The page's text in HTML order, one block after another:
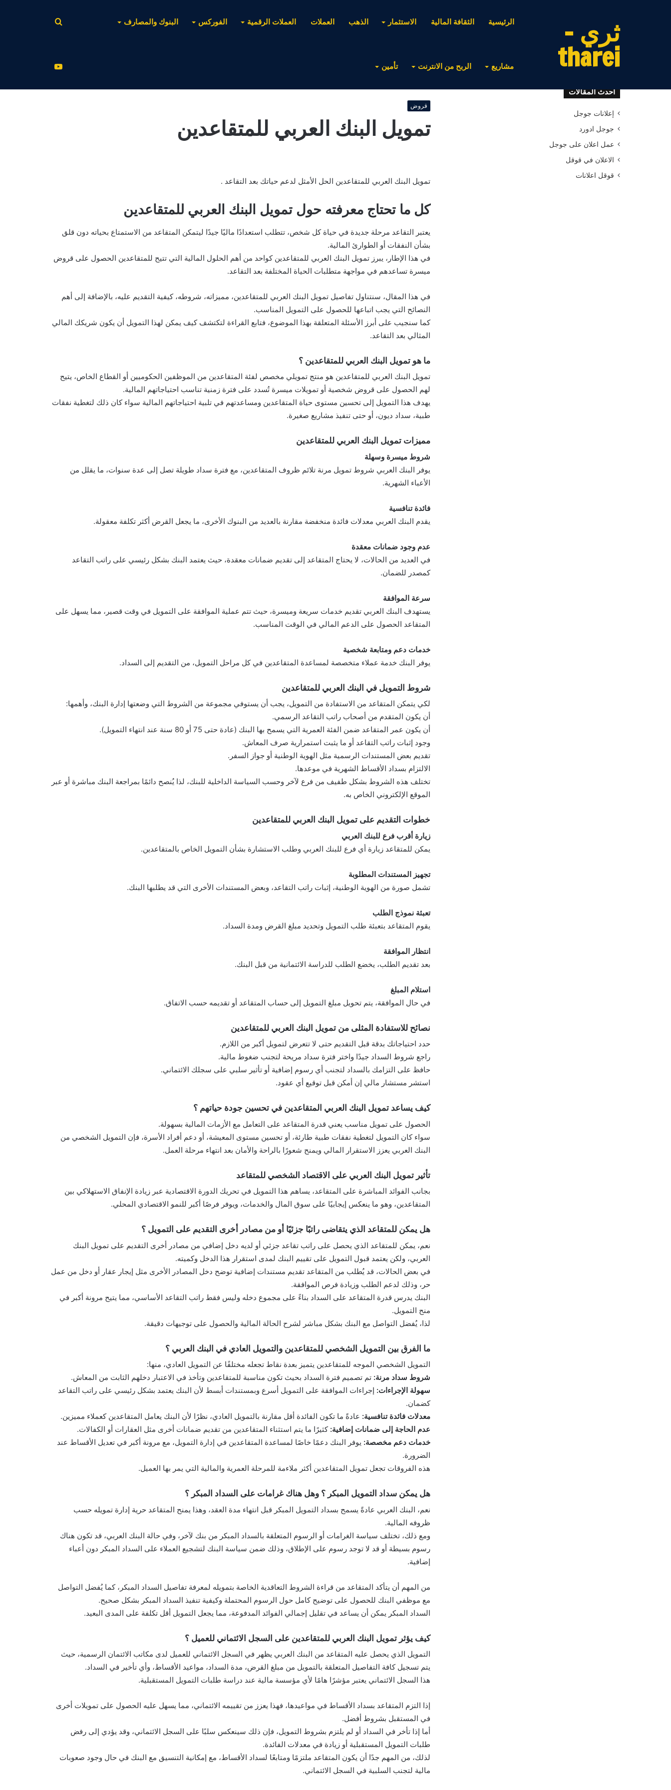
ثري -
tharei
الرئيسية الثقافة المالية الاستثمار الذهب العملات العملات الرقمية الفوركس البنوك والمصارف
مشاريع الربح من الانترنت تأمين عن
قروض
تمويل البنك العربي للمتقاعدين
تمويل البنك العربي للمتقاعدين الحل الأمثل لدعم حياتك بعد التقاعد .
كل ما تحتاج معرفته حول تمويل البنك العربي للمتقاعدين
يعتبر التقاعد مرحلة جديدة في حياة كل شخص، تتطلب استعدادًا ماليًا جيدًا ليتمكن المتقاعد من الاستمتاع بحياته دون قلق
بشأن النفقات أو الطوارئ المالية.
في هذا الإطار، يبرز تمويل البنك العربي للمتقاعدين كواحد من أهم الحلول المالية التي تتيح للمتقاعدين الحصول على قروض
ميسرة تساعدهم في مواجهة متطلبات الحياة المختلفة بعد التقاعد.
في هذا المقال، سنتناول تفاصيل تمويل البنك العربي للمتقاعدين، مميزاته، شروطه، كيفية التقديم عليه، بالإضافة إلى أهم
النصائح التي يجب اتباعها للحصول على التمويل المناسب.
كما سنجيب على أبرز الأسئلة المتعلقة بهذا الموضوع، فتابع القراءة لتكتشف كيف يمكن لهذا التمويل أن يكون شريكك المالي
المثالي بعد التقاعد.
ما هو تمويل البنك العربي للمتقاعدين ؟
تمويل البنك العربي للمتقاعدين هو منتج تمويلي مخصص لفئة المتقاعدين من الموظفين الحكوميين أو القطاع الخاص، يتيح
لهم الحصول على قروض شخصية أو تمويلات ميسرة تُسدد على فترة زمنية تناسب احتياجاتهم المالية.
يهدف هذا التمويل إلى تحسين مستوى حياة المتقاعدين ومساعدتهم في تلبية احتياجاتهم المالية سواء كان ذلك لتغطية نفقات
طبية، سداد ديون، أو حتى تنفيذ مشاريع صغيرة.
مميزات تمويل البنك العربي للمتقاعدين
شروط ميسرة وسهلة
يوفر البنك العربي شروط تمويل مرنة تلائم ظروف المتقاعدين، مع فترة سداد طويلة تصل إلى عدة سنوات، ما يقلل من
الأعباء الشهرية.
فائدة تنافسية
يقدم البنك العربي معدلات فائدة منخفضة مقارنة بالعديد من البنوك الأخرى، ما يجعل القرض أكثر تكلفة معقولة.
عدم وجود ضمانات معقدة
في العديد من الحالات، لا يحتاج المتقاعد إلى تقديم ضمانات معقدة، حيث يعتمد البنك بشكل رئيسي على راتب التقاعد
كمصدر للضمان.
سرعة الموافقة
يستهدف البنك العربي تقديم خدمات سريعة وميسرة، حيث تتم عملية الموافقة على التمويل في وقت قصير، مما يسهل على
المتقاعد الحصول على الدعم المالي في الوقت المناسب.
خدمات دعم ومتابعة شخصية
يوفر البنك خدمة عملاء متخصصة لمساعدة المتقاعدين في كل مراحل التمويل، من التقديم إلى السداد.
شروط التمويل في البنك العربي للمتقاعدين
لكي يتمكن المتقاعد من الاستفادة من التمويل، يجب أن يستوفي مجموعة من الشروط التي وضعتها إدارة البنك، وأهمها:
أن يكون المتقدم من أصحاب راتب التقاعد الرسمي.
أن يكون عمر المتقاعد ضمن الفئة العمرية التي يسمح بها البنك (عادة حتى 75 أو 80 سنة عند انتهاء التمويل).
وجود إثبات راتب التقاعد أو ما يثبت استمرارية صرف المعاش.
تقديم بعض المستندات الرسمية مثل الهوية الوطنية أو جواز السفر.
الالتزام بسداد الأقساط الشهرية في موعدها.
تختلف هذه الشروط بشكل طفيف من فرع لآخر وحسب السياسة الداخلية للبنك، لذا يُنصح دائمًا بمراجعة البنك مباشرة أو عبر
الموقع الإلكتروني الخاص به.
خطوات التقديم على تمويل البنك العربي للمتقاعدين
زيارة أقرب فرع للبنك العربي
يمكن للمتقاعد زيارة أي فرع للبنك العربي وطلب الاستشارة بشأن التمويل الخاص بالمتقاعدين.
تجهيز المستندات المطلوبة
تشمل صورة من الهوية الوطنية، إثبات راتب التقاعد، وبعض المستندات الأخرى التي قد يطلبها البنك.
تعبئة نموذج الطلب
يقوم المتقاعد بتعبئة طلب التمويل وتحديد مبلغ القرض ومدة السداد.
انتظار الموافقة
بعد تقديم الطلب، يخضع الطلب للدراسة الائتمانية من قبل البنك.
استلام المبلغ
في حال الموافقة، يتم تحويل مبلغ التمويل إلى حساب المتقاعد أو تقديمه حسب الاتفاق.
نصائح للاستفادة المثلى من تمويل البنك العربي للمتقاعدين
حدد احتياجاتك بدقة قبل التقديم حتى لا تتعرض لتمويل أكبر من اللازم.
راجع شروط السداد جيدًا واختر فترة سداد مريحة لتجنب ضغوط مالية.
حافظ على التزامك بالسداد لتجنب أي رسوم إضافية أو تأثير سلبي على سجلك الائتماني.
استشر مستشار مالي إن أمكن قبل توقيع أي عقود.
كيف يساعد تمويل البنك العربي المتقاعدين في تحسين جودة حياتهم ؟
الحصول على تمويل مناسب يعني قدرة المتقاعد على التعامل مع الأزمات المالية بسهولة.
سواء كان التمويل لتغطية نفقات طبية طارئة، أو تحسين مستوى المعيشة، أو دعم أفراد الأسرة، فإن التمويل الشخصي من
البنك العربي يعزز الاستقرار المالي ويمنح شعورًا بالراحة والأمان بعد انتهاء مرحلة العمل.
تأثير تمويل البنك العربي على الاقتصاد الشخصي للمتقاعد
بجانب الفوائد المباشرة على المتقاعد، يساهم هذا التمويل في تحريك الدورة الاقتصادية عبر زيادة الإنفاق الاستهلاكي بين
المتقاعدين، وهو ما ينعكس إيجابيًا على سوق المال والخدمات، ويوفر فرصًا أكبر للنمو الاقتصادي المحلي.
هل يمكن للمتقاعد الذي يتقاضى راتبًا جزئيًا أو من مصادر أخرى التقديم على التمويل ؟
نعم، يمكن للمتقاعد الذي يحصل على راتب تقاعد جزئي أو لديه دخل إضافي من مصادر أخرى التقديم على تمويل البنك
العربي، ولكن يعتمد قبول التمويل على تقييم البنك لمدى استقرار هذا الدخل وكميته.
في بعض الحالات، قد يُطلب من المتقاعد تقديم مستندات إضافية توضح دخل المصادر الأخرى مثل إيجار عقار أو دخل من عمل
حر، وذلك لدعم الطلب وزيادة فرص الموافقة.
البنك يدرس قدرة المتقاعد على السداد بناءً على مجموع دخله وليس فقط راتب التقاعد الأساسي، مما يتيح مرونة أكبر في
منح التمويل.
لذا، يُفضل التواصل مع البنك بشكل مباشر لشرح الحالة المالية والحصول على توجيهات دقيقة.
ما الفرق بين التمويل الشخصي للمتقاعدين والتمويل العادي في البنك العربي ؟
التمويل الشخصي الموجه للمتقاعدين يتميز بعدة نقاط تجعله مختلفًا عن التمويل العادي، منها:
شروط سداد مرنة: تم تصميم فترة السداد بحيث تكون مناسبة للمتقاعدين وتأخذ في الاعتبار دخلهم الثابت من المعاش.
سهولة الإجراءات: إجراءات الموافقة على التمويل أسرع وبمستندات أبسط لأن البنك يعتمد بشكل رئيسي على راتب التقاعد
كضمان.
معدلات فائدة تنافسية: عادةً ما تكون الفائدة أقل مقارنة بالتمويل العادي، نظرًا لأن البنك يعامل المتقاعدين كعملاء مميزين.
عدم الحاجة إلى ضمانات إضافية: كثيرًا ما يتم استثناء المتقاعدين من تقديم ضمانات أخرى مثل العقارات أو الكفالات.
خدمات دعم مخصصة: يوفر البنك دعمًا خاصًا لمساعدة المتقاعدين في إدارة التمويل، مع مرونة أكبر في تعديل الأقساط عند
الضرورة.
هذه الفروقات تجعل تمويل المتقاعدين أكثر ملاءمة للمرحلة العمرية والمالية التي يمر بها العميل.
هل يمكن سداد التمويل المبكر ؟ وهل هناك غرامات على السداد المبكر ؟
نعم، البنك العربي عادةً يسمح بسداد التمويل المبكر قبل انتهاء مدة العقد، وهذا يمنح المتقاعد حرية إدارة تمويله حسب
ظروفه المالية.
ومع ذلك، تختلف سياسة الغرامات أو الرسوم المتعلقة بالسداد المبكر من بنك لآخر، وفي حالة البنك العربي، قد تكون هناك
رسوم بسيطة أو قد لا توجد رسوم على الإطلاق، وذلك ضمن سياسة البنك لتشجيع العملاء على السداد المبكر دون أعباء
إضافية.
من المهم أن يتأكد المتقاعد من قراءة الشروط التعاقدية الخاصة بتمويله لمعرفة تفاصيل السداد المبكر، كما يُفضل التواصل
مع موظفي البنك للحصول على توضيح كامل حول الرسوم المحتملة وكيفية تنفيذ السداد المبكر بشكل صحيح.
السداد المبكر يمكن أن يساعد في تقليل إجمالي الفوائد المدفوعة، مما يجعل التمويل أقل تكلفة على المدى البعيد.
كيف يؤثر تمويل البنك العربي للمتقاعدين على السجل الائتماني للعميل ؟
التمويل الذي يحصل عليه المتقاعد من البنك العربي يظهر في السجل الائتماني للعميل لدى مكاتب الائتمان الرسمية، حيث
يتم تسجيل كافة التفاصيل المتعلقة بالتمويل من مبلغ القرض، مدة السداد، مواعيد الأقساط، وأي تأخير في السداد.
هذا السجل الائتماني يعتبر مؤشرًا هامًا لأي مؤسسة مالية عند دراسة طلبات التمويل المستقبلية.
إذا التزم المتقاعد بسداد الأقساط في مواعيدها، فهذا يعزز من تقييمه الائتماني، مما يسهل عليه الحصول على تمويلات أخرى
في المستقبل بشروط أفضل.
أما إذا تأخر في السداد أو لم يلتزم بشروط التمويل، فإن ذلك سينعكس سلبًا على السجل الائتماني، وقد يؤدي إلى رفض
طلبات التمويل المستقبلية أو زيادة في معدلات الفائدة.
لذلك، من المهم جدًا أن يكون المتقاعد ملتزمًا ومتابعًا لسداد الأقساط، مع إمكانية التنسيق مع البنك في حال وجود صعوبات
مالية لتجنب السلبية في السجل الائتماني.
أحدث المقالات
إعلانات جوجل
جوجل ادورد
عمل اعلان على جوجل
الاعلان في قوقل
قوقل اعلانات